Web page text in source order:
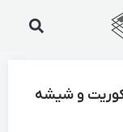
و شیشه